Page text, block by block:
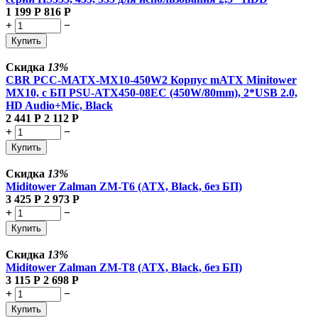
1 199 Р 816 Р
+
−
Купить
Скидка 13%
CBR PCC-MATX-MX10-450W2 Корпус mATX Minitower
MX10, c БП PSU-ATX450-08EC (450W/80mm), 2*USB 2.0,
HD Audio+Mic, Black
2 441 Р 2 112 Р
+
−
Купить
Скидка 13%
Miditower Zalman ZM-T6 (ATX, Black, без БП)
3 425 Р 2 973 Р
+
−
Купить
Скидка 13%
Miditower Zalman ZM-T8 (ATX, Black, без БП)
3 115 Р 2 698 Р
+
−
Купить